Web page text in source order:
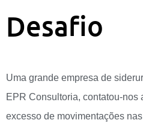
Desafio
Uma grande empresa de
EPR Consultoria, contatou-nos
excesso de movimentações